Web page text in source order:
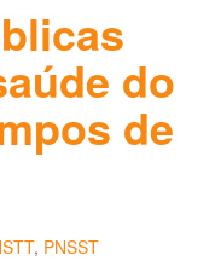
do
de
, PNSST